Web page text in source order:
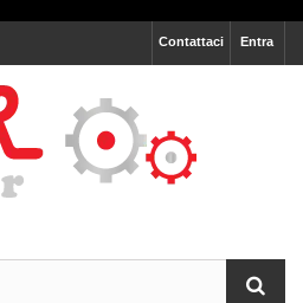
Entra
Contattaci